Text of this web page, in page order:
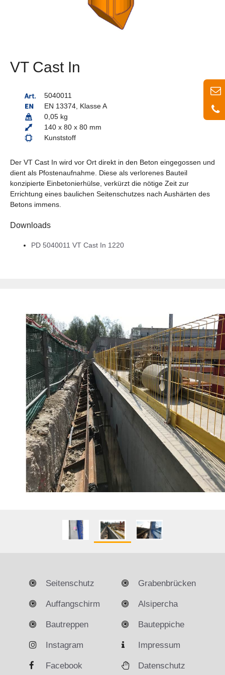
VT Cast In
5040011
EN 13374, Klasse A
0,05 kg
140 x 80 x 80 mm
Kunststoff
Der VT Cast In wird vor Ort direkt in den Beton eingegossen und
dient als Pfostenaufnahme. Diese als verlorenes Bauteil
konzipierte Einbetonierhülse, verkürzt die nötige Zeit zur
Errichtung eines baulichen Seitenschutzes nach Aushärten des
Betons immens.
Downloads
PD 5040011 VT Cast In 1220
Seitenschutz
Auffangschirm
Bautreppen
Grabenbrücken
Alsipercha
Bauteppiche
Instagram
Facebook
Impressum
Datenschutz